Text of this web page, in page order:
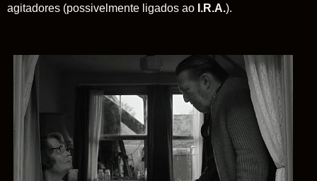
agitadores (possivelmente ligados ao I.R.A.).